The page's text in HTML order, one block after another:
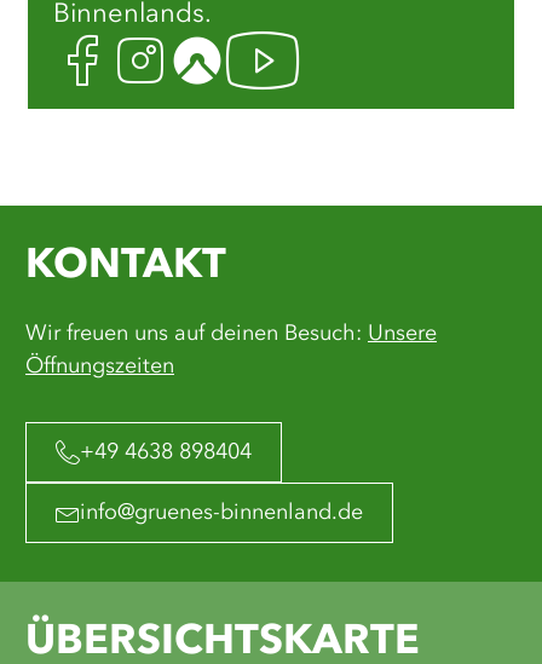
Binnenlands.
FacebookInstagram
KomootYoutube
KONTAKT
Wir freuen uns auf deinen Besuch: Unsere
Öffnungszeiten
+49 4638 898404
info@gruenes-binnenland.de
ÜBERSICHTSKARTE